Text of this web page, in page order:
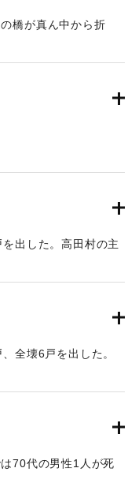
橋が真ん中から折
出した。高田村の主
100町歩は3〜4寸
えたごぼうはほとんど
刊3面】
全壊6戸を出した。
70代の男性1人が死